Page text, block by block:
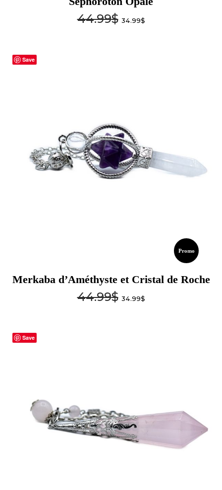
44.99$ 34.99$
Promo
Merkaba d’Améthyste et Cristal de Roche
44.99$ 34.99$
Save
Save